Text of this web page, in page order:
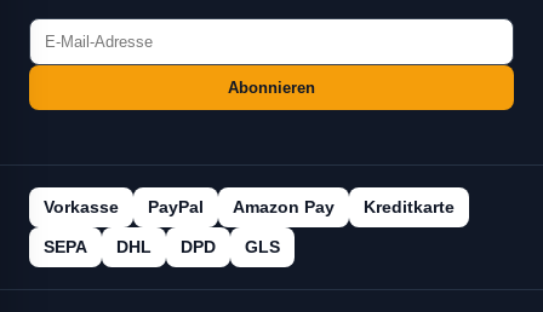
Abonnieren
Vorkasse PayPal Amazon Pay Kreditkarte
SEPA DHL DPD GLS